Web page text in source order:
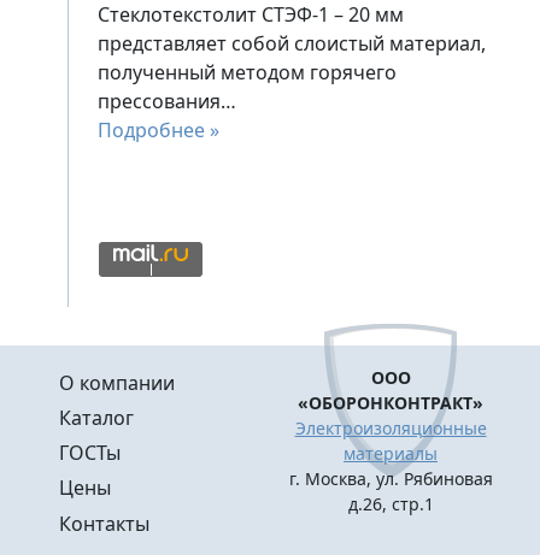
Стеклотекстолит СТЭФ-1 – 20 мм
представляет собой слоистый материал,
полученный методом горячего
прессования…
Подробнее »
Меню в подвале
О компании
Каталог
ГОСТы
Цены
Контакты
ООО
«ОБОРОНКОНТРАКТ»
Электроизоляционные
материалы
г. Москва, ул. Рябиновая
д.26, стр.1